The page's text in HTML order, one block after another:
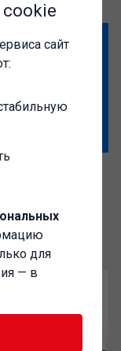
доступ к
сайт
для
— в